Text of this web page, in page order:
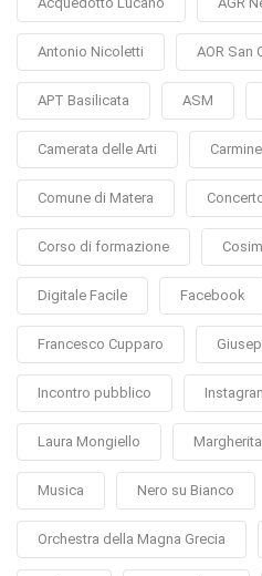
Antonio Nicoletti AOR San
APT Basilicata ASM
Camerata delle Arti
Comune di Matera
Corso di formazione
Digitale Facile Facebook
Francesco Cupparo
Incontro pubblico
Laura Mongiello
Musica Nero su Bianco
Orchestra della Magna Grecia